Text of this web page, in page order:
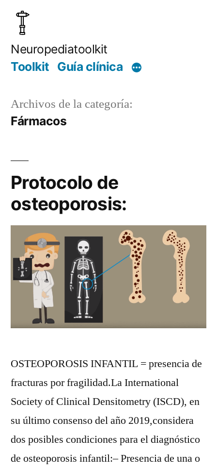
Saltar
contenido
Neuropediatoolkit
Toolkit Guía clínica
Archivos de la categoría:
Fármacos
Protocolo de
osteoporosis:
OSTEOPOROSIS INFANTIL = presencia de
fracturas por fragilidad.La International
Society of Clinical Densitometry (ISCD), en
su último consenso del año 2019,considera
dos posibles condiciones para el diagnóstico
de osteoporosis infantil:– Presencia de una o